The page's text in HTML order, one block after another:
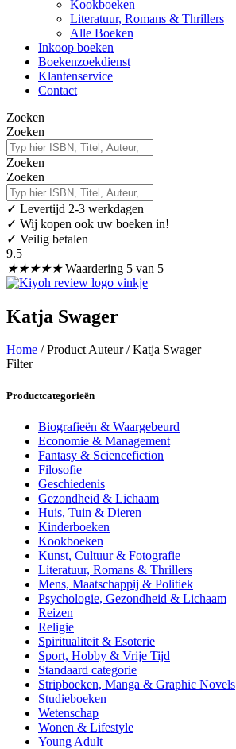
Kookboeken
Literatuur, Romans & Thrillers
Alle Boeken
Inkoop boeken
Boekenzoekdienst
Klantenservice
Contact
Zoeken
Zoeken
Zoeken
Zoeken
✓ Levertijd 2-3 werkdagen
✓ Wij kopen ook uw boeken in!
✓ Veilig betalen
9.5
★★★★★ Waardering 5 van 5
Katja Swager
Home / Product Auteur / Katja Swager
Filter
Productcategorieën
Biografieën & Waargebeurd
Economie & Management
Fantasy & Sciencefiction
Filosofie
Geschiedenis
Gezondheid & Lichaam
Huis, Tuin & Dieren
Kinderboeken
Kookboeken
Kunst, Cultuur & Fotografie
Literatuur, Romans & Thrillers
Mens, Maatschappij & Politiek
Psychologie, Gezondheid & Lichaam
Reizen
Religie
Spiritualiteit & Esoterie
Sport, Hobby & Vrije Tijd
Standaard categorie
Stripboeken, Manga & Graphic Novels
Studieboeken
Wetenschap
Wonen & Lifestyle
Young Adult